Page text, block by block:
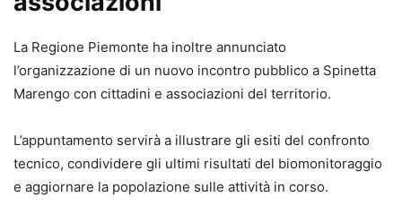
La Regione Piemonte ha inoltre annunciato
l’organizzazione di un nuovo incontro pubblico a Spinetta
Marengo con cittadini e associazioni del territorio.
L’appuntamento servirà a illustrare gli esiti del confronto
tecnico, condividere gli ultimi risultati del biomonitoraggio
e aggiornare la popolazione sulle attività in corso.